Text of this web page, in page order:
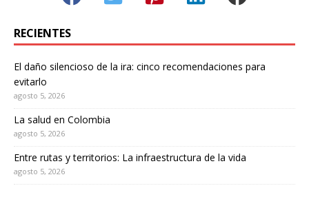
RECIENTES
El daño silencioso de la ira: cinco recomendaciones para
evitarlo
agosto 5, 2026
La salud en Colombia
agosto 5, 2026
Entre rutas y territorios: La infraestructura de la vida
agosto 5, 2026